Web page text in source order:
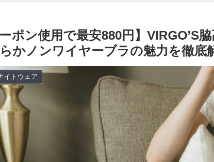
ーポン使用で最安880円】VIRGO’S
かノンワイヤーブラの魅力を徹底
イトウェア